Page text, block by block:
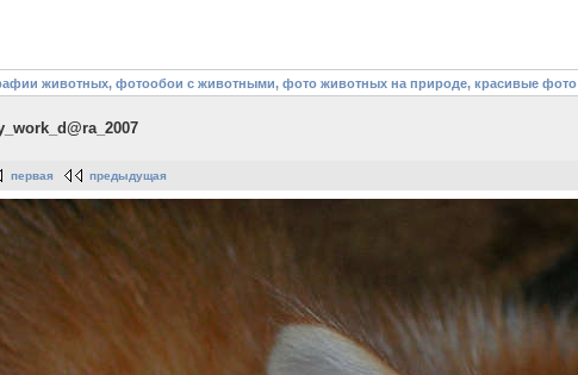
животных, фотообои с животными, фото животных на природе, красивые фото
первая предыдущая